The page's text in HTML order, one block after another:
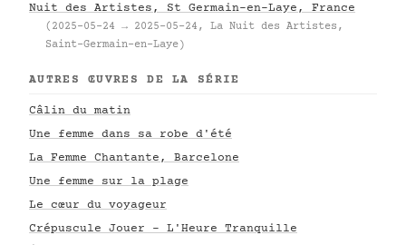
Nuit des Artistes, St Germain-en-Laye, France
(2025-05-24 → 2025-05-24, La Nuit des Artistes,
Saint-Germain-en-Laye)
AUTRES ŒUVRES DE LA SÉRIE
Câlin du matin
Une femme dans sa robe d'été
La Femme Chantante, Barcelone
Une femme sur la plage
Le cœur du voyageur
Crépuscule Jouer - L'Heure Tranquille